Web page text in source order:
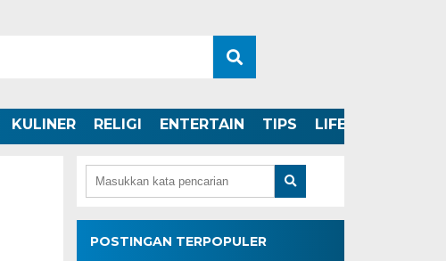
KULINER RELIGI ENTERTAIN TIPS LIFESTYLE
POSTINGAN TERPOPULER